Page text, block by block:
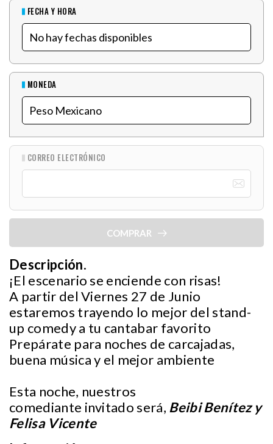
FECHA Y HORA
MONEDA
CORREO ELECTRÓNICO
COMPRAR
Descripción.
¡El escenario se enciende con risas!
A partir del Viernes 27 de Junio
estaremos trayendo lo mejor del stand-
up comedy a tu cantabar favorito
Prepárate para noches de carcajadas,
buena música y el mejor ambiente
Esta noche, nuestros
comediante invitado será, Beibi Benítez y
Felisa Vicente